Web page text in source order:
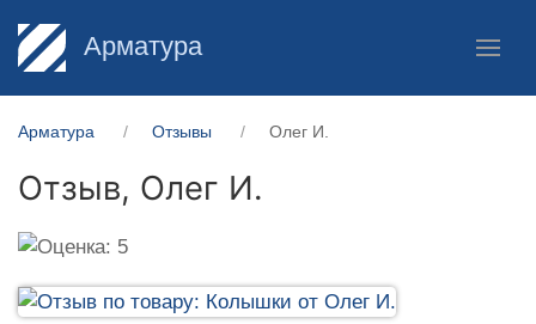
Арматура
Арматура Отзывы Олег И.
Отзыв, Олег И.